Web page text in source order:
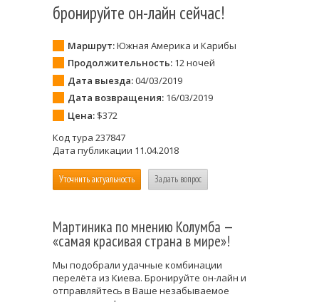
бронируйте он-лайн сейчас!
Маршрут:Южная Америка и Карибы
Продолжительность: 12 ночей
Дата выезда:04/03/2019
Дата возвращения: 16/03/2019
Цена: $372
Код тура 237847
Дата публикации 11.04.2018
Уточнить актуальность Задать вопрос
Мартиника по мнению Колумба —
«самая красивая страна в мире»!
Мы подобрали удачные комбинации
перелёта из Киева. Бронируйте он-лайн и
отправляйтесь в Ваше незабываемое